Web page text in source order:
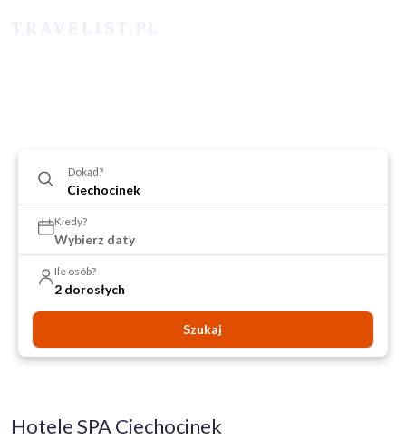
Dokąd?
Kiedy?
Wybierz daty
Ile osób?
2 dorosłych
Szukaj
Hotele SPA Ciechocinek